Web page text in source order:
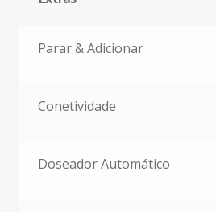
Parar & Adicionar
Conetividade
Doseador Automático